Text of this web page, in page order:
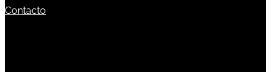
Contacto